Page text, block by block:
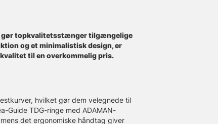
gør topkvalitetsstænger tilgængelige
og et minimalistisk design, er
til en overkommelig pris.
hvilket gør dem velegnede til
Guide TDG-ringe med ADAMAN-
det ergonomiske håndtag giver